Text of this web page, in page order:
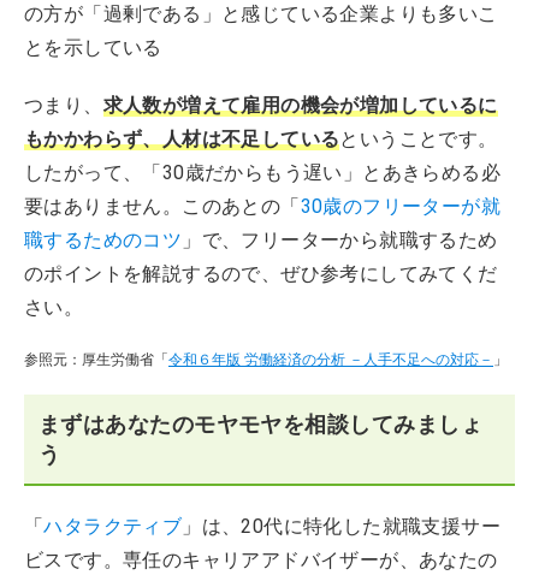
の方が「過剰である」と感じている企業よりも多いこ
とを示している
つまり、 求人数が増えて雇用の機会が増加しているに
もかかわらず、人材は不足しているということです。
したがって、「30歳だからもう遅い」とあきらめる必
要はありません。このあとの「30歳のフリーターが就
職するためのコツ 」で、フリーターから就職するため
のポイントを解説するので、ぜひ参考にしてみてくだ
さい。
参照元：厚生労働省「令和６年版 労働経済の分析 －人手不足への対応－ 」
まずはあなたのモヤモヤを相談してみましょ
う
「ハタラクティブ 」は、20代に特化した就職支援サー
ビスです。専任のキャリアアドバイザーが、あなたの